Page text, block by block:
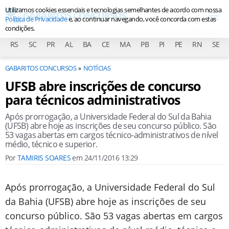
RS SC PR AL BA CE MA PB PI PE RN SE
GABARITOS CONCURSOS NOTÍCIAS
UFSB abre inscrições de concurso
para técnicos administrativos
Após prorrogação, a Universidade Federal do Sul da Bahia
(UFSB) abre hoje as inscrições de seu concurso público. São
53 vagas abertas em cargos técnico-administrativos de nível
médio, técnico e superior.
PorTAMIRIS SOARESem 24/11/2016 13:29
Após prorrogação, a Universidade Federal do Sul
da Bahia (UFSB) abre hoje as inscrições de seu
concurso público. São 53 vagas abertas em cargos
Utilizamos cookies essenciais e tecnologias semelhantes de acordo com nossa
Política de Privacidadee, ao continuar navegando, você concorda com estas
condições.